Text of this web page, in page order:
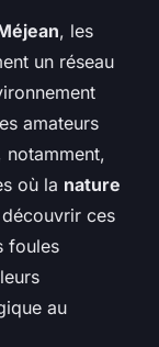
, les
un réseau
amateurs
notamment,
où la nature
ces
foules
au